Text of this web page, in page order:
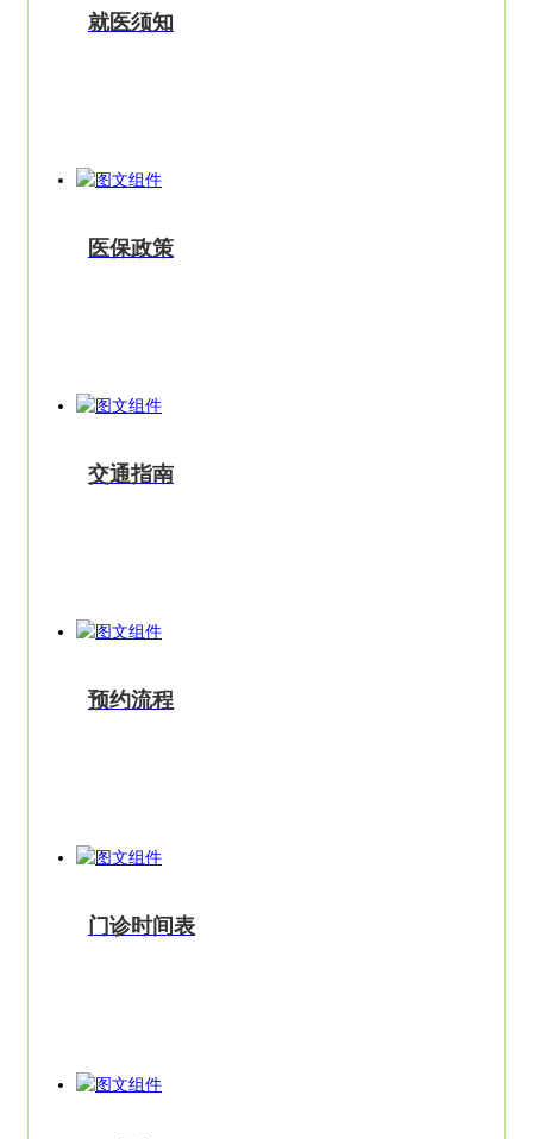
就医须知
医保政策
交通指南
预约流程
门诊时间表